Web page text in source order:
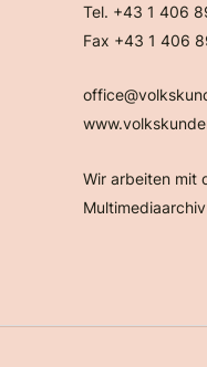
Tel. +43 1 406
Fax +43 1 406
Wir arbeiten mit